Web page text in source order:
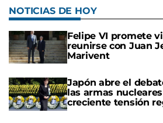
NOTICIAS DE HOY
Felipe VI promete
reunirse con Juan
Marivent
Japón abre el
las armas
creciente tensión